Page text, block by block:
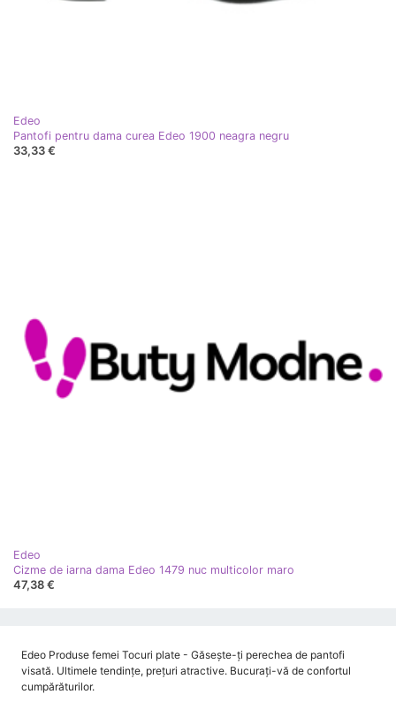
Edeo
Pantofi pentru dama curea Edeo 1900 neagra negru
33,33 €
Edeo
Cizme de iarna dama Edeo 1479 nuc multicolor maro
47,38 €
Edeo Produse femei Tocuri plate - Găsește-ți perechea de pantofi
visată. Ultimele tendințe, prețuri atractive. Bucurați-vă de confortul
cumpărăturilor.